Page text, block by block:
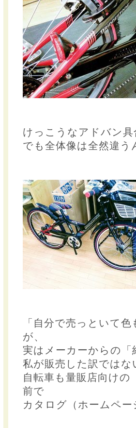
けっこうなアドバン具
でも全体像は全然違う
「自分で売っといて
が、
実はメーカーからの
私が販売した訳ではな
自転車も量販店向け
前で
カタログ（ホームペ